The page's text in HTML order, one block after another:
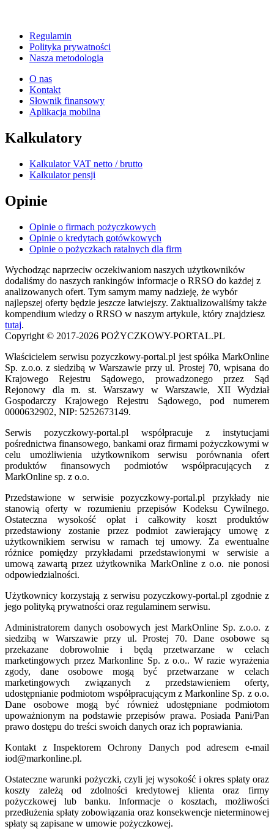
Regulamin
Polityka prywatności
Nasza metodologia
O nas
Kontakt
Słownik finansowy
Aplikacja mobilna
Kalkulatory
Kalkulator VAT netto / brutto
Kalkulator pensji
Opinie
Opinie o firmach pożyczkowych
Opinie o kredytach gotówkowych
Opinie o pożyczkach ratalnych dla firm
Wychodząc naprzeciw oczekiwaniom naszych użytkowników
dodaliśmy do naszych rankingów informacje o RRSO do każdej z
analizowanych ofert. Tym samym mamy nadzieję, że wybór
najlepszej oferty będzie jeszcze łatwiejszy. Zaktualizowaliśmy także
kompendium wiedzy o RRSO w naszym artykule, który znajdziesz
tutaj.
Copyright © 2017-2026 POŻYCZKOWY-PORTAL.PL
Właścicielem serwisu pozyczkowy-portal.pl jest spółka MarkOnline
Sp. z.o.o. z siedzibą w Warszawie przy ul. Prostej 70, wpisana do
Krajowego Rejestru Sądowego, prowadzonego przez Sąd
Rejonowy dla m. st. Warszawy w Warszawie, XII Wydział
Gospodarczy Krajowego Rejestru Sądowego, pod numerem
0000632902, NIP: 5252673149.
Serwis pozyczkowy-portal.pl współpracuje z instytucjami
pośrednictwa finansowego, bankami oraz firmami pożyczkowymi w
celu umożliwienia użytkownikom serwisu porównania ofert
produktów finansowych podmiotów współpracujących z
MarkOnline sp. z o.o.
Przedstawione w serwisie pozyczkowy-portal.pl przykłady nie
stanowią oferty w rozumieniu przepisów Kodeksu Cywilnego.
Ostateczna wysokość opłat i całkowity koszt produktów
przedstawiony zostanie przez podmiot zawierający umowę z
użytkownikiem serwisu w ramach tej umowy. Za ewentualne
różnice pomiędzy przykładami przedstawionymi w serwisie a
umową zawartą przez użytkownika MarkOnline z o.o. nie ponosi
odpowiedzialności.
Użytkownicy korzystają z serwisu pozyczkowy-portal.pl zgodnie z
jego polityką prywatności oraz regulaminem serwisu.
Administratorem danych osobowych jest MarkOnline Sp. z.o.o. z
siedzibą w Warszawie przy ul. Prostej 70. Dane osobowe są
przekazane dobrowolnie i będą przetwarzane w celach
marketingowych przez Markonline Sp. z o.o.. W razie wyrażenia
zgody, dane osobowe mogą być przetwarzane w celach
marketingowych związanych z przedstawieniem oferty,
udostępnianie podmiotom współpracującym z Markonline Sp. z o.o.
Dane osobowe mogą być również udostępniane podmiotom
upoważnionym na podstawie przepisów prawa. Posiada Pani/Pan
prawo dostępu do treści swoich danych oraz ich poprawiania.
Kontakt z Inspektorem Ochrony Danych pod adresem e-mail
iod@markonline.pl.
Ostateczne warunki pożyczki, czyli jej wysokość i okres spłaty oraz
koszty zależą od zdolności kredytowej klienta oraz firmy
pożyczkowej lub banku. Informacje o kosztach, możliwości
przedłużenia spłaty zobowiązania oraz konsekwencje nieterminowej
spłaty są zapisane w umowie pożyczkowej.